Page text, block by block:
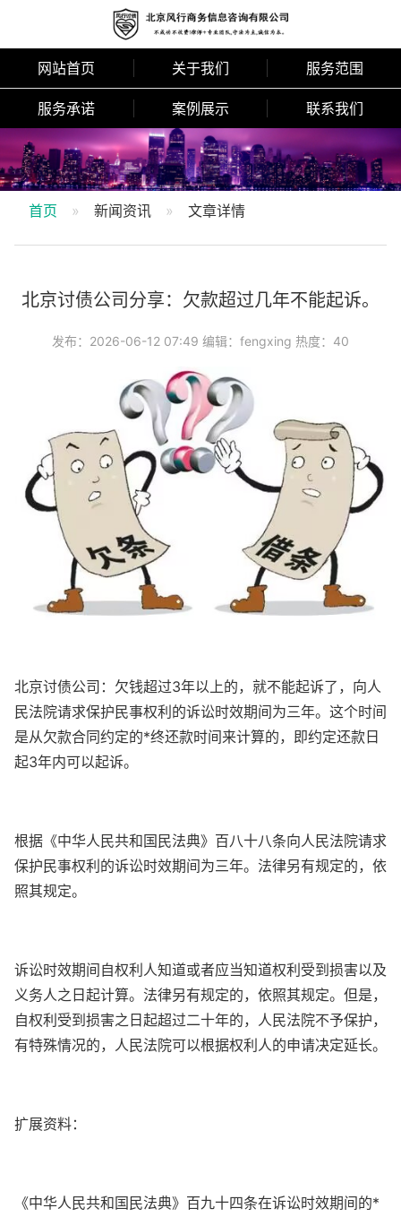
网站首页 关于我们 服务范围
服务承诺 案例展示 联系我们
首页 新闻资讯 文章详情
北京讨债公司分享：欠款超过几年不能起诉。
发布：2026-06-12 07:49 编辑：fengxing 热度：40
北京讨债公司：欠钱超过3年以上的，就不能起诉了，向人
民法院请求保护民事权利的诉讼时效期间为三年。这个时间
是从欠款合同约定的*终还款时间来计算的，即约定还款日
起3年内可以起诉。
根据《中华人民共和国民法典》百八十八条向人民法院请求
保护民事权利的诉讼时效期间为三年。法律另有规定的，依
照其规定。
诉讼时效期间自权利人知道或者应当知道权利受到损害以及
义务人之日起计算。法律另有规定的，依照其规定。但是，
自权利受到损害之日起超过二十年的，人民法院不予保护，
有特殊情况的，人民法院可以根据权利人的申请决定延长。
扩展资料：
《中华人民共和国民法典》百九十四条在诉讼时效期间的*